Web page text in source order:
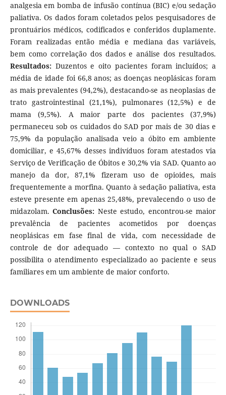
analgesia em bomba de infusão contínua (BIC) e/ou sedação
paliativa. Os dados foram coletados pelos pesquisadores de
prontuários médicos, codificados e conferidos duplamente.
Foram realizadas então média e mediana das variáveis,
bem como correlação dos dados e análise dos resultados.
Resultados:Duzentos e oito pacientes foram incluídos; a
média de idade foi 66,8 anos; as doenças neoplásicas foram
as mais prevalentes (94,2%), destacando-se as neoplasias de
trato gastrointestinal (21,1%), pulmonares (12,5%) e de
mama (9,5%). A maior parte dos pacientes (37,9%)
permaneceu sob os cuidados do SAD por mais de 30 dias e
75,9% da população analisada veio a óbito em ambiente
domiciliar, e 45,67% desses indivíduos foram atestados via
Serviço de Verificação de Óbitos e 30,2% via SAD. Quanto ao
manejo da dor, 87,1% fizeram uso de opioides, mais
frequentemente a morfina. Quanto à sedação paliativa, esta
esteve presente em apenas 25,48%, prevalecendo o uso de
midazolam.Conclusões: Neste estudo, encontrou-se maior
prevalência de pacientes acometidos por doenças
neoplásicas em fase final de vida, com necessidade de
controle de dor adequado — contexto no qual o SAD
possibilita o atendimento especializado ao paciente e seus
familiares em um ambiente de maior conforto.
DOWNLOADS